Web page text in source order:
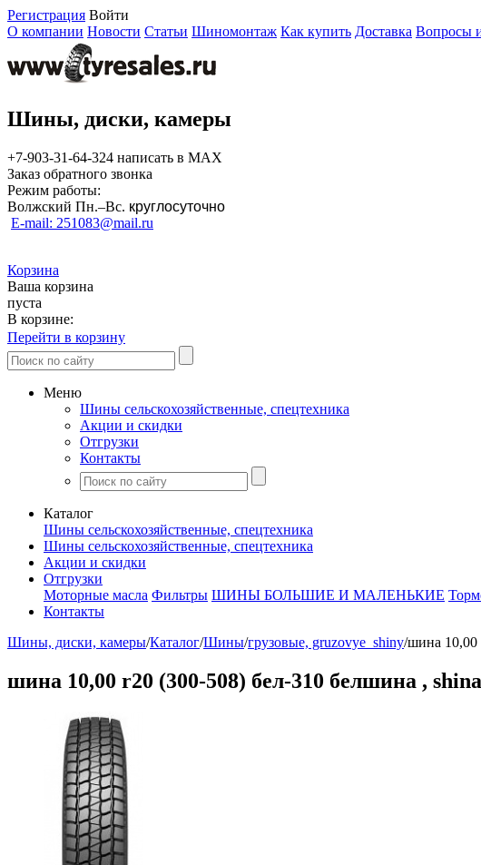
Регистрация Войти
О компании Новости Статьи Шиномонтаж Как купить Доставка Вопросы
Шины, диски, камеры
+7-903-31-64-324 написать в MAX
Заказ обратного звонка
Режим работы:
Волжский Пн.–Вс. круглосуточно
E-mail: 251083@mail.ru
Корзина
Ваша корзина
пуста
В корзине:
Перейти в корзину
Меню
Шины сельскохозяйственные, спецтехника
Акции и скидки
Отгрузки
Контакты
Каталог
Шины сельскохозяйственные, спецтехника
Шины сельскохозяйственные, спецтехника
Акции и скидки
Отгрузки
Моторные масла Фильтры ШИНЫ БОЛЬШИЕ И МАЛЕНЬКИЕ
Контакты
Шины, диски, камеры/Каталог/Шины/грузовые, gruzovye_shiny/шина 10,00
шина 10,00 r20 (300-508) бел-310 белшина ,